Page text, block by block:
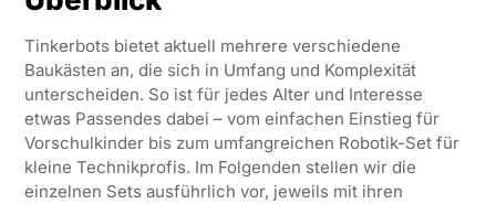
Tinkerbots bietet aktuell mehrere verschiedene
Baukästen an, die sich in Umfang und Komplexität
unterscheiden. So ist für jedes Alter und Interesse
etwas Passendes dabei – vom einfachen Einstieg für
Vorschulkinder bis zum umfangreichen Robotik-Set für
kleine Technikprofis. Im Folgenden stellen wir die
einzelnen Sets ausführlich vor, jeweils mit ihren